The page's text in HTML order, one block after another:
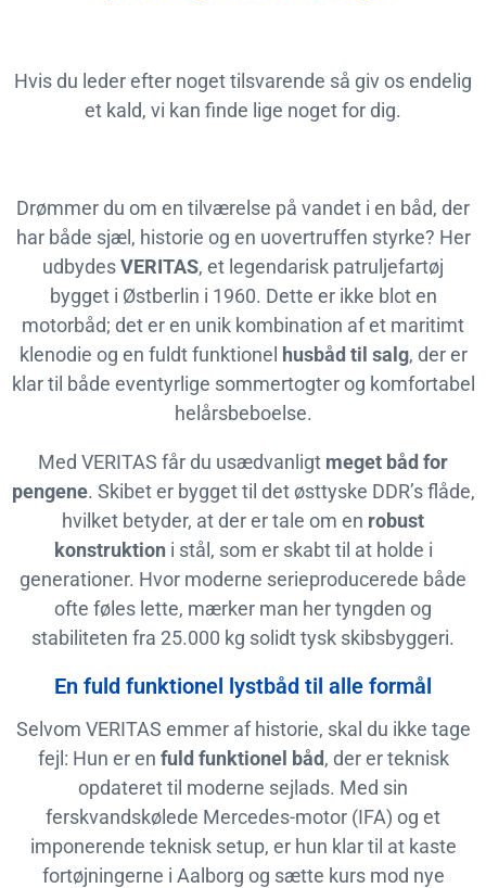
Hvis du leder efter noget tilsvarende så giv os endelig
et kald, vi kan finde lige noget for dig.
Drømmer du om en tilværelse på vandet i en båd, der
har både sjæl, historie og en uovertruffen styrke? Her
udbydesVERITAS, et legendarisk patruljefartøj
bygget i Østberlin i 1960. Dette er ikke blot en
motorbåd; det er en unik kombination af et maritimt
klenodie og en fuldt funktionel husbåd til salg, der er
klar til både eventyrlige sommertogter og komfortabel
helårsbeboelse.
Med VERITAS får du usædvanligt meget båd for
pengene. Skibet er bygget til det østtyske DDR’s flåde,
hvilket betyder, at der er tale om en robust
konstruktion i stål, som er skabt til at holde i
generationer. Hvor moderne serieproducerede både
ofte føles lette, mærker man her tyngden og
stabiliteten fra 25.000 kg solidt tysk skibsbyggeri.
En fuld funktionel lystbåd til alle formål
Selvom VERITAS emmer af historie, skal du ikke tage
fejl: Hun er en fuld funktionel båd, der er teknisk
opdateret til moderne sejlads. Med sin
ferskvandskølede Mercedes-motor (IFA) og et
imponerende teknisk setup, er hun klar til at kaste
fortøjningerne i Aalborg og sætte kurs mod nye